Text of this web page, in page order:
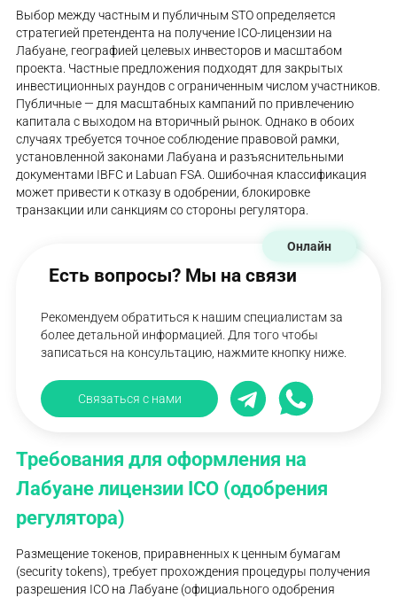
Выбор между частным и публичным STO определяется
стратегией претендента на получение ICO-лицензии на
Лабуане, географией целевых инвесторов и масштабом
проекта. Частные предложения подходят для закрытых
инвестиционных раундов с ограниченным числом участников.
Публичные — для масштабных кампаний по привлечению
капитала с выходом на вторичный рынок. Однако в обоих
случаях требуется точное соблюдение правовой рамки,
установленной законами Лабуана и разъяснительными
документами IBFC и Labuan FSA. Ошибочная классификация
может привести к отказу в одобрении, блокировке
транзакции или санкциям со стороны регулятора.
Есть вопросы? Мы на связи
Рекомендуем обратиться к нашим специалистам за
более детальной информацией. Для того чтобы
записаться на консультацию, нажмите кнопку ниже.
Связаться с нами
Онлайн
Требования для оформления на
Лабуане лицензии ICO (одобрения
регулятора)
Размещение токенов, приравненных к ценным бумагам
(security tokens), требует прохождения процедуры получения
разрешения ICO на Лабуане (официального одобрения